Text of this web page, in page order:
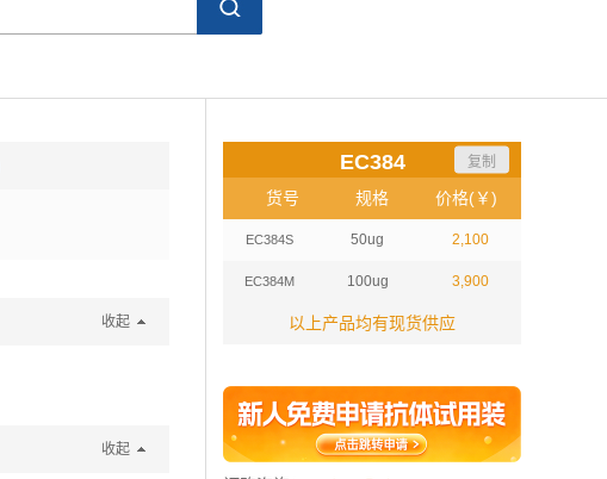
EC384 复制
货号 规格 价格(￥)
EC384S 50ug 2,100
EC384M 100ug 3,900
以上产品均有现货供应
收起
收起